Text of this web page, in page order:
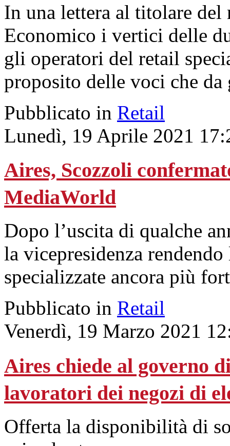
In una lettera al titolare
Economico i vertici delle
gli operatori del retail
proposito delle voci che
Pubblicato in Retail
Lunedì, 19 Aprile 2021
Aires, Scozzoli
MediaWorld
Dopo l’uscita di qualche
la vicepresidenza
specializzate ancora più
Pubblicato in Retail
Venerdì, 19 Marzo 2021
Aires chiede al governo
lavoratori dei negozi di
Offerta la disponibilità di